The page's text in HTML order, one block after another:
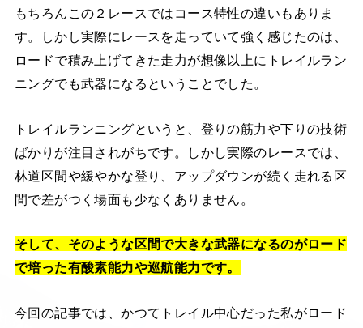
もちろんこの２レースではコース特性の違いもありま
す。しかし実際にレースを走っていて強く感じたのは、
ロードで積み上げてきた走力が想像以上にトレイルラン
ニングでも武器になるということでした。
トレイルランニングというと、登りの筋力や下りの技術
ばかりが注目されがちです。しかし実際のレースでは、
林道区間や緩やかな登り、アップダウンが続く走れる区
間で差がつく場面も少なくありません。
そして、そのような区間で大きな武器になるのがロード
で培った有酸素能力や巡航能力です。
今回の記事では、かつてトレイル中心だった私がロード